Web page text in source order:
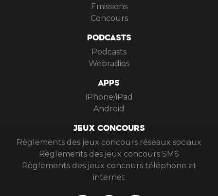
Emissions
Concours
PODCASTS
Podcasts
Webradios
APPS
iPhone/iPad
Android
JEUX CONCOURS
Règlements des jeux concours réseaux sociaux
Règlements des jeux concours SMS
Règlements des jeux concours téléphone et
internet